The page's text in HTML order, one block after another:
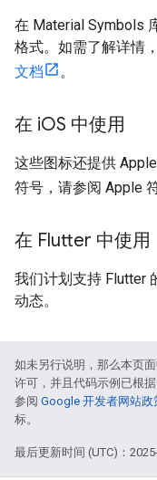
在 Material Symbols
格式。如需了解详情
文档
。
在 iOS 中使用
这些图标还提供
符号，请参阅 Apple
在 Flutter 中使用
我们计划支持 Flutter
动态。
如未另行说明，那么本页
许可，并且代码示例已根据
参阅 Google 开发者网站政
标。
最后更新时间 (UTC)：2025-